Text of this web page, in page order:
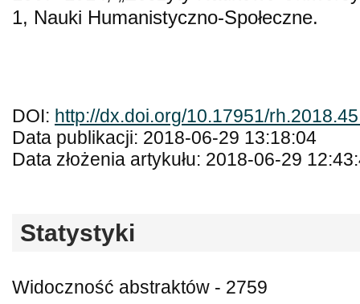
1, Nauki Humanistyczno-Społeczne.
DOI: http://dx.doi.org/10.17951/
Data publikacji: 2018-06-29 13:18:04
Data złożenia artykułu: 2018-06-29
Statystyki
Widoczność abstraktów - 2759